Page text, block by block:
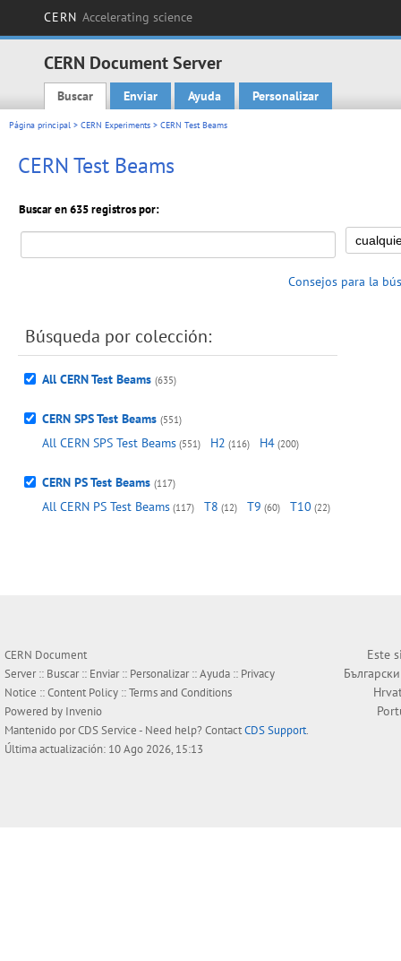
CERN Accelerating science
CERN Document Server
Main menu
Buscar Enviar Ayuda Personalizar
Página principal > CERN Experiments > CERN Test Beams
CERN Test Beams
Buscar en 635 registros por:
Consejos para la
Búsqueda por colección:
All CERN Test Beams (635)
CERN SPS Test Beams (551)
All CERN SPS Test Beams (551) H2 (116) H4 (200)
CERN PS Test Beams (117)
All CERN PS Test Beams (117) T8 (12) T9 (60) T10 (22)
CERN Document
Server :: Buscar:: Enviar:: Personalizar::Ayuda :: Privacy
Notice ::Content Policy ::Terms and Conditions
Powered by Invenio
Mantenido porCDS Service- Need help? ContactCDS Support.
Última actualización: 10 Ago 2026, 15:13
Este
Български